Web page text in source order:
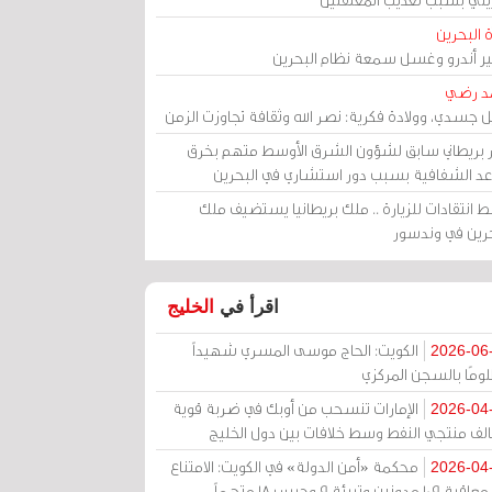
البحرين
أندرو وغسل سمعة نظام البحرين
رضي
جسدي، وولادة فكرية: نصر الله وثقافة تجاوزت الزمن
بريطاني سابق لشؤون الشرق الأوسط متهم بخرق
الشفافية بسبب دور استشاري في البحرين
انتقادات للزيارة .. ملك بريطانيا يستضيف ملك
في وندسور
اقرأ في الخليج
2026-
الكويت: الحاج موسى المسري شهيداً
بالسجن المركزي
2026-
الإمارات تنسحب من أوبك في ضربة قوية
منتجي النفط وسط خلافات بين دول الخليج
2026-
محكمة «أمن الدولة» في الكويت: الامتناع